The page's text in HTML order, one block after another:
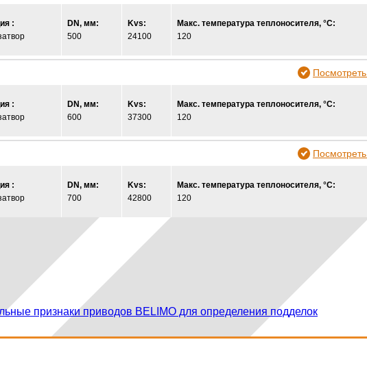
:
DN, мм:
500
Kvs:
24100
Макс. температура теплоносителя, °С:
120
:
DN, мм:
600
Kvs:
37300
Макс. температура теплоносителя, °С:
120
:
DN, мм:
700
Kvs:
42800
Макс. температура теплоносителя, °С:
120
признаки приводов BELIMO для определения подделок